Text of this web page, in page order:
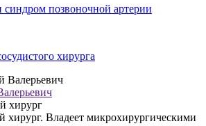
синдром позвоночной артерии
хирурга
хирург
хирург. Владеет микрохирургическими